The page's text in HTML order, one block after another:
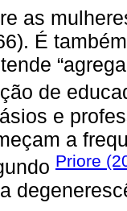
as
É
de
e
a
Priore